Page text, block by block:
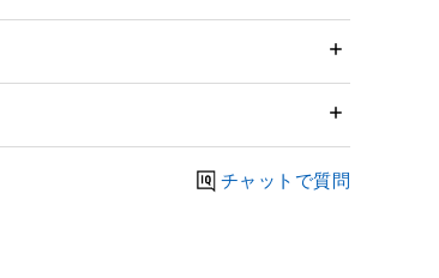
チャットで質問